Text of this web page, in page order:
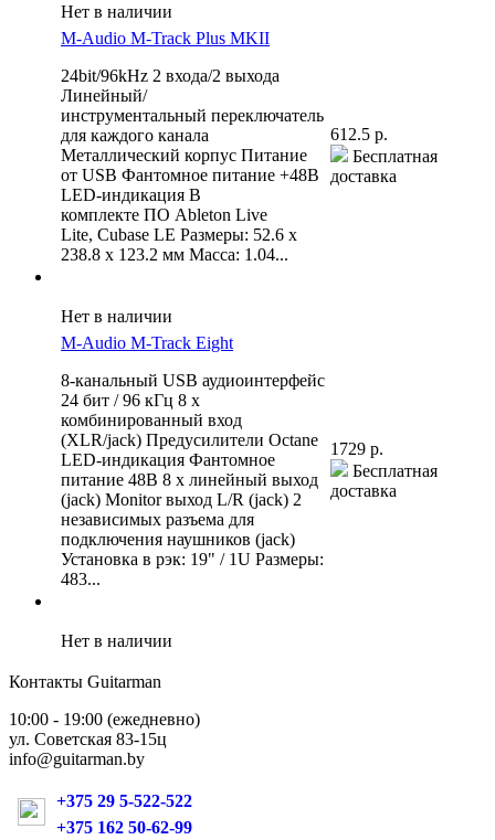
Нет в наличии
M-Audio M-Track Plus MKII
24bit/96kHz 2 входа/2 выхода
Линейный/
инструментальный переключатель
для каждого канала
Металлический корпус Питание
от USB Фантомное питание +48В
LED-индикация В
комплекте ПО Ableton Live
Lite, Cubase LE Размеры: 52.6 x
238.8 x 123.2 мм Масса: 1.04...
612.5 р.
Бесплатная
доставка
Нет в наличии
M-Audio M-Track Eight
8-канальный USB аудиоинтерфейс
24 бит / 96 кГц 8 x
комбинированный вход
(XLR/jack) Предусилители Octane
LED-индикация Фантомное
питание 48В 8 x линейный выход
(jack) Monitor выход L/R (jack) 2
независимых разъема для
подключения наушников (jack)
Установка в рэк: 19" / 1U Размеры:
483...
1729 р.
Бесплатная
доставка
Нет в наличии
Контакты Guitarman
10:00 - 19:00 (ежедневно)
ул. Советская 83-15ц
info@guitarman.by
+375 29 5-522-522
+375 162 50-62-99